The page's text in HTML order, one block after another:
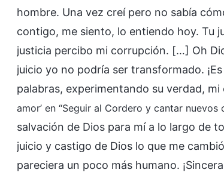
hombre. Una vez creí pero no sabía
contigo, me siento, lo entiendo hoy. Tu
justicia percibo mi corrupción. […] Oh
juicio yo no podría ser transformado.
palabras, experimentando su verdad,
amor’ en “Seguir al Cordero y cantar nuevos
salvación de Dios para mí a lo largo de
juicio y castigo de Dios lo que me
pareciera un poco más humano.